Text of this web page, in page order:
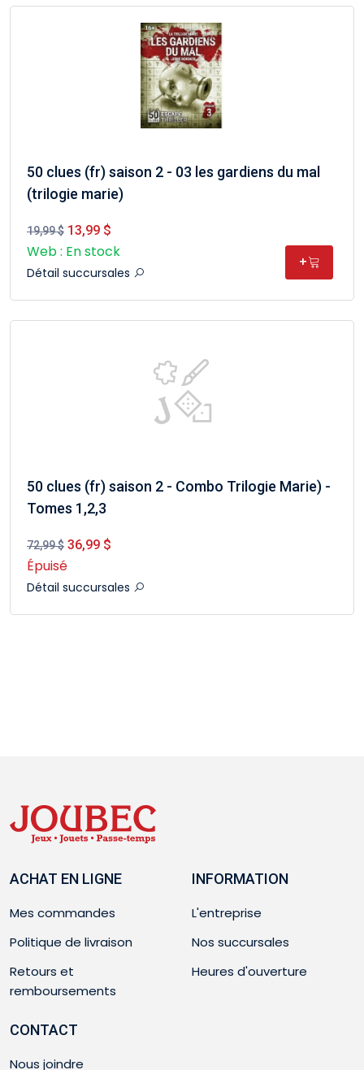
50 clues (fr) saison 2 - 03 les gardiens du mal
(trilogie marie)
19,99 $ 13,99 $
Web : En stock
Détail succursales
+
50 clues (fr) saison 2 - Combo Trilogie Marie) -
Tomes 1,2,3
72,99 $ 36,99 $
Épuisé
Détail succursales
ACHAT EN LIGNE
Mes commandes
Politique de livraison
Retours et
remboursements
INFORMATION
L'entreprise
Nos succursales
Heures d'ouverture
CONTACT
Nous joindre